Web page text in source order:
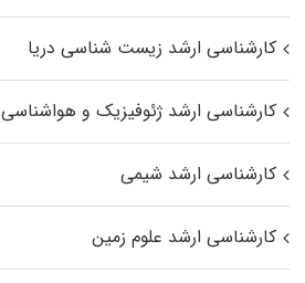
کارشناسی ارشد زیست‌ شناسی دریا
کارشناسی ارشد ژئوفیزیک و هواشناسی
کارشناسی ارشد شیمی
کارشناسی ارشد علوم زمین